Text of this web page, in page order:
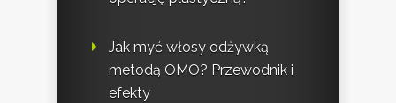
Jak myć włosy odżywką
metodą OMO? Przewodnik i
efekty